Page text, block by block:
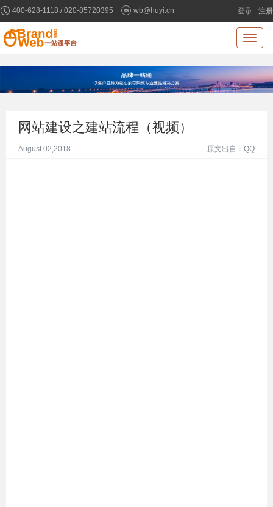
400-628-1118 / 020-85720395 wb@huyi.cn 登录 注册
网站建设之建站流程（视频）
August 02,2018 原文出自：QQ